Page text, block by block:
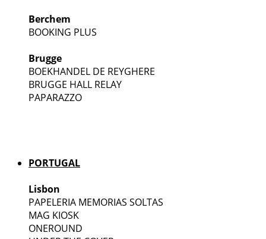
Berchem
BOOKING PLUS
Brugge
BOEKHANDEL DE REYGHERE
BRUGGE HALL RELAY
PAPARAZZO
PORTUGAL
Lisbon
PAPELERIA MEMORIAS SOLTAS
MAG KIOSK
ONEROUND